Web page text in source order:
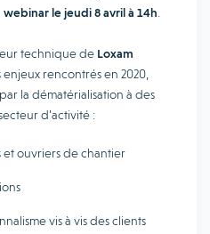
le jeudi 8 avril à 14h
technique de Loxam
rencontrés en 2020,
la dématérialisation à des
d’activité :
et ouvriers de chantier
vis à vis des clients